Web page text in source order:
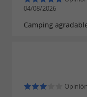
garantizan su
situación central
explorar las
04/08/2026
Camping